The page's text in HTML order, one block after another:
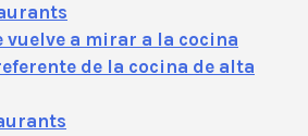
vuelve a mirar a la cocina
de la cocina de alta